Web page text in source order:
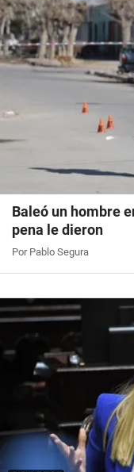
Baleó un hombre
pena le dieron
Por Pablo Segura